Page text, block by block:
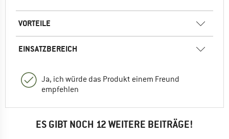
VORTEILE
EINSATZBEREICH
Ja, ich würde das Produkt einem Freund
empfehlen
ES GIBT NOCH 12 WEITERE BEITRÄGE!